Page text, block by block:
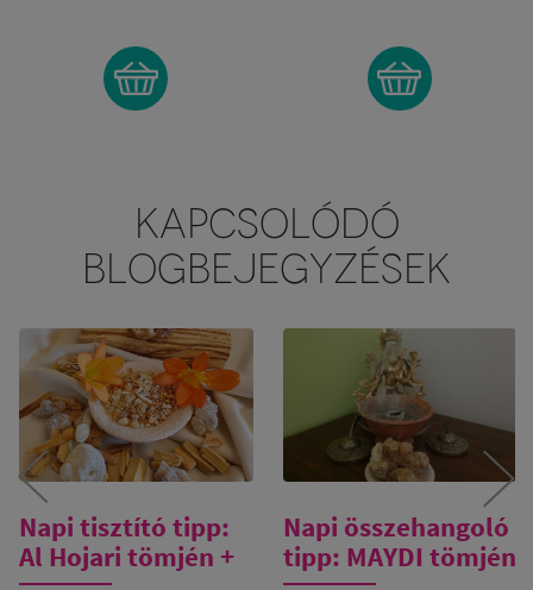
KAPCSOLÓDÓ
BLOGBEJEGYZÉSEK
Napi tisztító tipp:
Al Hojari tömjén +
Napi összehangoló
tipp: MAYDI tömjén